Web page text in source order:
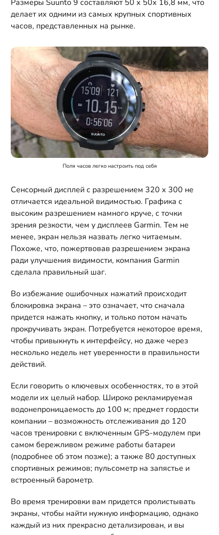
Размеры Suunto 9 составляют 50 х 50х 16,8 мм, что
делает их одними из самых крупных спортивных
часов, представленных на рынке.
Поля часов легко настроить под себя
Сенсорный дисплей с разрешением 320 х 300 не
отличается идеальной видимостью. Графика с
высоким разрешением намного круче, с точки
зрения резкости, чем у дисплеев Garmin. Тем не
менее, экран нельзя назвать легко читаемым.
Похоже, что, пожертвовав разрешением экрана
ради улучшения видимости, компания Garmin
сделала правильный шаг.
Во избежание ошибочных нажатий происходит
блокировка экрана – это означает, что сначала
придется нажать кнопку, и только потом начать
прокручивать экран. Потребуется некоторое время,
чтобы привыкнуть к интерфейсу, но даже через
несколько недель нет уверенности в правильности
действий.
Если говорить о ключевых особенностях, то в этой
модели их целый набор. Широко рекламируемая
водонепроницаемость до 100 м; предмет гордости
компании – возможность отслеживания до 120
часов тренировки с включенным GPS-модулем при
самом бережливом режиме работы батареи
(подробнее об этом позже); а также 80 доступных
спортивных режимов; пульсометр на запястье и
встроенный барометр.
Во время тренировки вам придется пролистывать
экраны, чтобы найти нужную информацию, однако
каждый из них прекрасно детализирован, и вы